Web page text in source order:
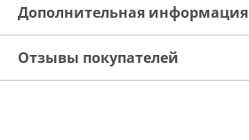
Дополнительная информация
Отзывы покупателей